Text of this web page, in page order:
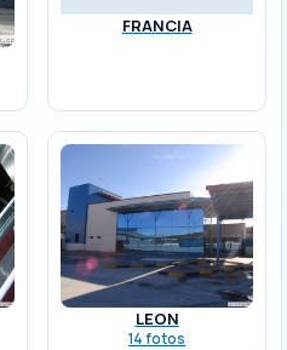
FRANCIA
LEON
14 fotos